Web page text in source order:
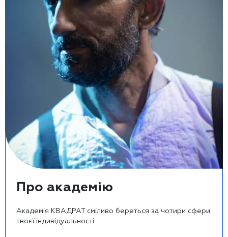
П ро академію
Академія КВАДРАТ сміливо береться за чотири сфери
твоєї індивідуальності.